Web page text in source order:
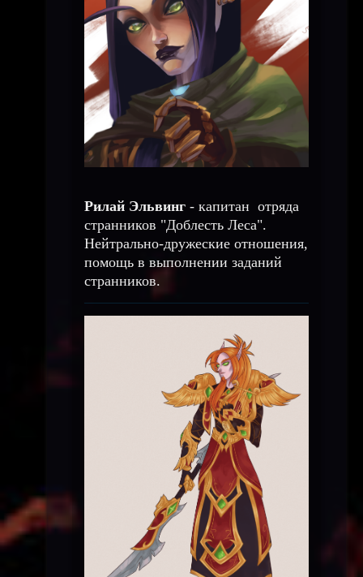
Рилай Эльвинг - капитан отряда
странников "Доблесть Леса".
Нейтрально-дружеские отношения,
помощь в выполнении заданий
странников.